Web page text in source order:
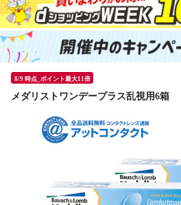
8/9 時点_ポイント最大11倍
メダリストワンデープラス乱視用6箱